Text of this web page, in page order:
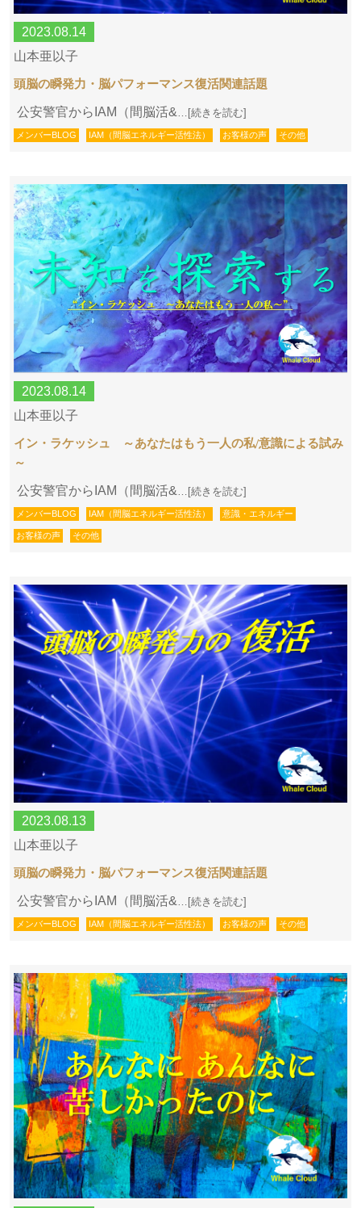
2023.08.14
山本亜以子
頭脳の瞬発力・脳パフォーマンス復活関連話題
公安警官からIAM（間脳活& …[続きを読む]
メンバーBLOG IAM（間脳エネルギー活性法） お客様の声 その他
2023.08.14
山本亜以子
イン・ラケッシュ ～あなたはもう一人の私/意識による試み
～
公安警官からIAM（間脳活& …[続きを読む]
メンバーBLOG IAM（間脳エネルギー活性法） 意識・エネルギー
お客様の声 その他
2023.08.13
山本亜以子
頭脳の瞬発力・脳パフォーマンス復活関連話題
公安警官からIAM（間脳活& …[続きを読む]
メンバーBLOG IAM（間脳エネルギー活性法） お客様の声 その他